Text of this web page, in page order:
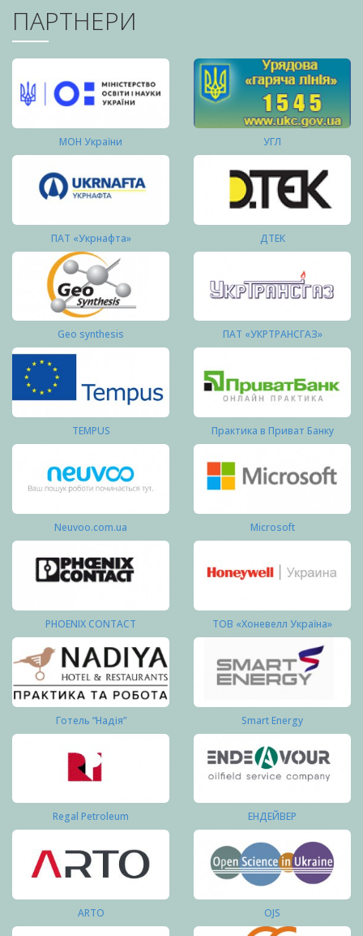
ПАРТНЕРИ
МОН України УГЛ
ПАТ «Укрнафта» ДТЕК
Geo synthesis ПАТ «УКРТРАНСГАЗ»
TEMPUS Практика в Приват Банку
Neuvoo.com.ua Microsoft
PHOENIX CONTACT ТОВ «Хоневелл Україна»
Готель “Надія” Smart Energy
Regal Petroleum ЕНДЕЙВЕР
ARTO OJS